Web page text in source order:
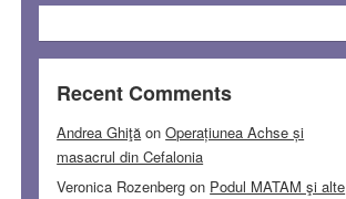
Recent Comments
Andrea Ghiţă onOperațiunea Achse și
masacrul din Cefalonia
Veronica Rozenberg on Podul MATAM şi alte